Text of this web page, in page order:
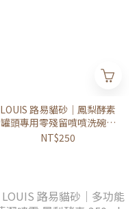
LOUIS 路易貓砂｜鳳梨酵素
罐頭專用零殘留噴噴洗碗精
450ml
NT$250